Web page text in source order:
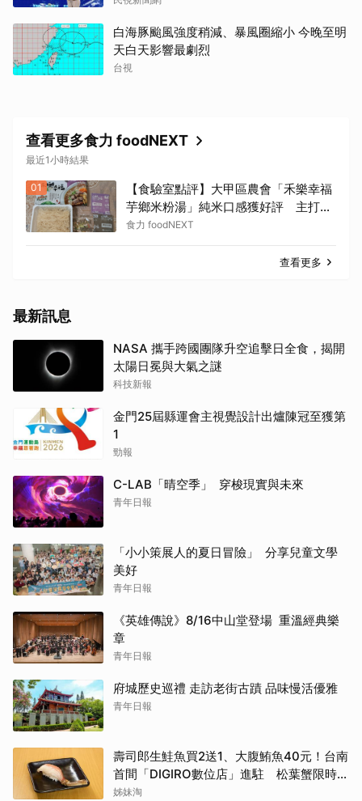
白海豚颱風強度稍減、暴風圈縮小 今晚至明
天白天影響最劇烈
台視
查看更多食力 foodNEXT
最近1小時結果
01
【食驗室點評】大甲區農會「禾樂幸福
芋鄉米粉湯」純米口感獲好評 主打芋
頭卻吃不到存在感
食力 foodNEXT
查看更多
最新訊息
NASA 攜手跨國團隊升空追擊日全食，揭開
太陽日冕與大氣之謎
科技新報
金門25屆縣運會主視覺設計出爐陳冠至獲第
1
勁報
C-LAB「晴空季」 穿梭現實與未來
青年日報
「小小策展人的夏日冒險」 分享兒童文學
美好
青年日報
《英雄傳說》8/16中山堂登場 重溫經典樂
章
青年日報
府城歷史巡禮 走訪老街古蹟 品味慢活優雅
青年日報
壽司郎生鮭魚買2送1、大腹鮪魚40元！台南
首間「DIGIRO數位店」進駐 松葉蟹限時上
桌
姊妹淘